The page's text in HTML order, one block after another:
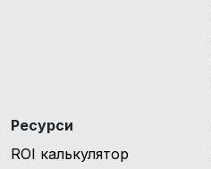
Ресурси
ROI калькулятор